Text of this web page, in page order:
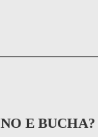
E BUCHA?